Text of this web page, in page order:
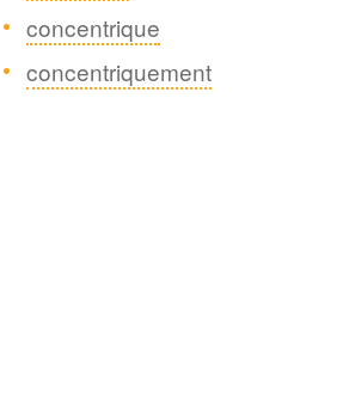
concentrique
concentriquement